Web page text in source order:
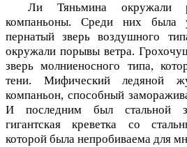
Ли Тяньмина окружали
компаньоны. Среди них была
пернатый зверь воздушного
окружали порывы ветра.
зверь молниеносного типа,
тени. Мифический ледяной
компаньон, способный
И последним был стальной
гигантская креветка со
которой была непробиваема для